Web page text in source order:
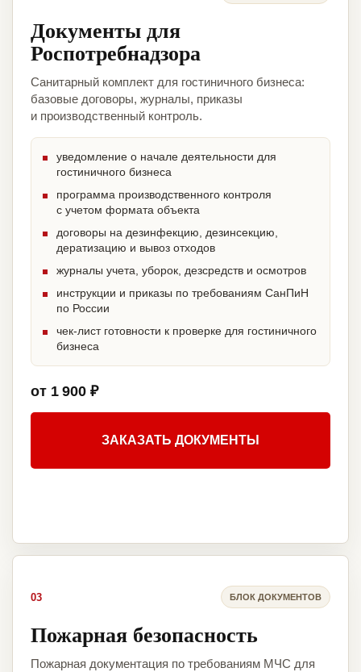
Документы для
Роспотребнадзора
Санитарный комплект для гостиничного бизнеса:
базовые договоры, журналы, приказы
и производственный контроль.
уведомление о начале деятельности для
гостиничного бизнеса
программа производственного контроля
с учетом формата объекта
договоры на дезинфекцию, дезинсекцию,
дератизацию и вывоз отходов
журналы учета, уборок, дезсредств и осмотров
инструкции и приказы по требованиям СанПиН
по России
чек-лист готовности к проверке для гостиничного
бизнеса
от 1 900 ₽
ЗАКАЗАТЬ ДОКУМЕНТЫ
03 БЛОК ДОКУМЕНТОВ
Пожарная безопасность
Пожарная документация по требованиям МЧС для